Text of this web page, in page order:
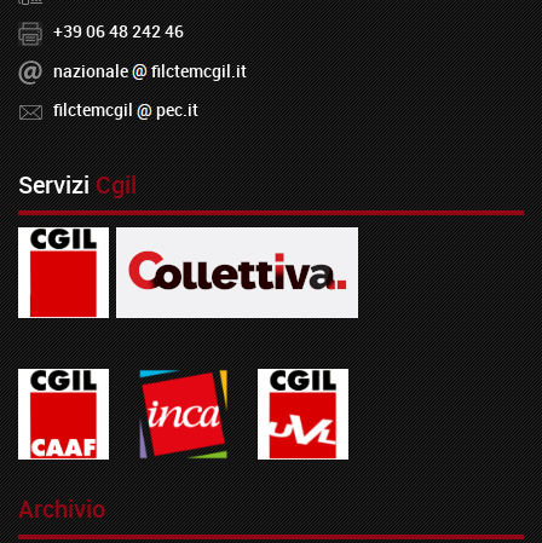
+39 06 48 242 46
nazionale
filctemcgil.it
filctemcgil
pec.it
ServiziCgil
Archivio